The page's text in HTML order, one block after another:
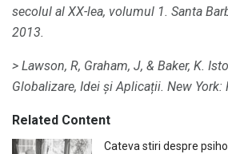
secolul al XX-lea, volumul 1. Santa
2013.
> Lawson, R, Graham, J, & Baker, K.
Globalizare, Idei și Aplicații. New York:
Related Content
Cateva stiri despre